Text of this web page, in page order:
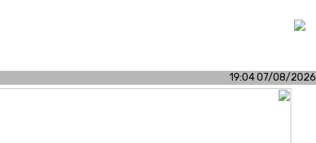
07/08/2026